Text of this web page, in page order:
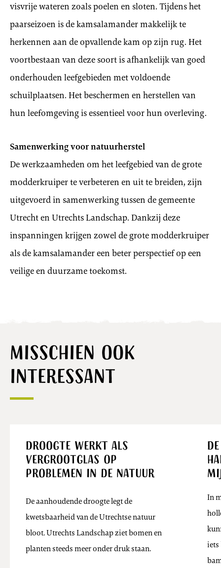
visvrije wateren zoals poelen en sloten. Tijdens het
paarseizoen is de kamsalamander makkelijk te
herkennen aan de opvallende kam op zijn rug. Het
voortbestaan van deze soort is afhankelijk van goed
onderhouden leefgebieden met voldoende
schuilplaatsen. Het beschermen en herstellen van
hun leefomgeving is essentieel voor hun overleving.
Samenwerking voor natuurherstel
De werkzaamheden om het leefgebied van de grote
modderkruiper te verbeteren en uit te breiden, zijn
uitgevoerd in samenwerking tussen de gemeente
Utrecht en Utrechts Landschap. Dankzij deze
inspanningen krijgen zowel de grote modderkruiper
als de kamsalamander een beter perspectief op een
veilige en duurzame toekomst.
Misschien ook
interessant
Droogte werkt als
vergrootglas op
problemen in de natuur
De aanhoudende droogte legt de
kwetsbaarheid van de Utrechtse natuur
bloot. Utrechts Landschap ziet bomen en
planten steeds meer onder druk staan.
In
iets